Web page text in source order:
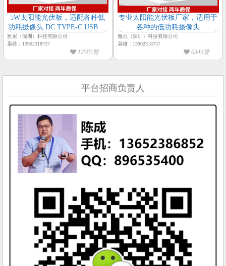
5W太阳能光伏板，适配各种低
功耗摄像头 DC TYPE-C USB 三
大接口都有
雅尼（深圳）科技有限公司
枭雄：13902318757
12583赞
专业太阳能光伏板厂家，适用于
各种的低功耗摄像头
雅尼（深圳）科技有限公司
枭雄：13902318757
6349赞
平台招商负责人